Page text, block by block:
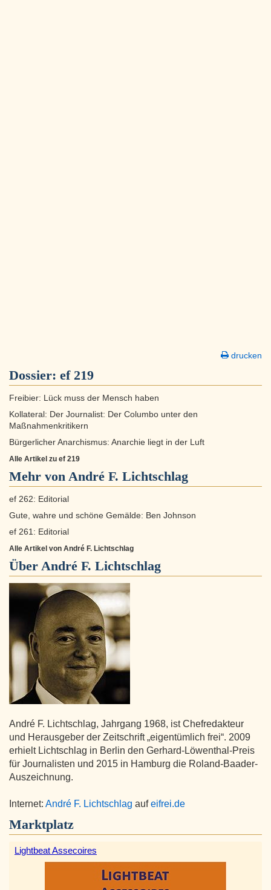
drucken
Dossier: ef 219
Freibier: Lück muss der Mensch haben
Kollateral: Der Journalist: Der Columbo unter den
Maßnahmenkritikern
Bürgerlicher Anarchismus: Anarchie liegt in der Luft
Alle Artikel zu ef 219
Mehr von André F. Lichtschlag
ef 262: Editorial
Gute, wahre und schöne Gemälde: Ben Johnson
ef 261: Editorial
Alle Artikel von André F. Lichtschlag
Über André F. Lichtschlag
André F. Lichtschlag, Jahrgang 1968, ist Chefredakteur
und Herausgeber der Zeitschrift „eigentümlich frei“. 2009
erhielt Lichtschlag in Berlin den Gerhard-Löwenthal-Preis
für Journalisten und 2015 in Hamburg die Roland-Baader-
Auszeichnung.
Internet: André F. Lichtschlag aufeifrei.de
Marktplatz
Lightbeat Assecoires